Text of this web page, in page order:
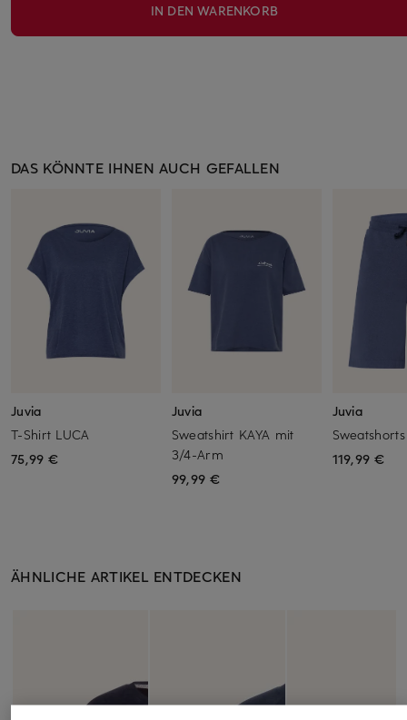
IN DEN WARENKORB
DAS KÖNNTE IHNEN AUCH GEFALLEN
Juvia
T-Shirt LUCA
75,99 €
Juvia
Sweatshirt KAYA mit
3/4-Arm
99,99 €
Juvia
119,99 €
ÄHNLICHE ARTIKEL ENTDECKEN